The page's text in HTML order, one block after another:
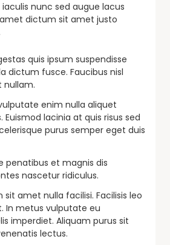
nunc sed augue lacus
dictum sit amet justo
quis ipsum suspendisse
dictum fusce. Faucibus nisl
nullam.
enim nulla aliquet
lacinia at quis risus sed
purus semper eget duis
penatibus et magnis dis
nascetur ridiculus.
sit amet nulla facilisi. Facilisis leo
In metus vulputate eu
imperdiet. Aliquam purus sit
lectus.